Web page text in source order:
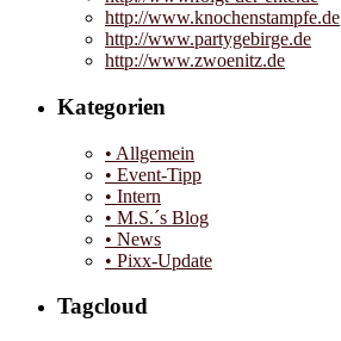
http://www.knochenstampfe.de
http://www.partygebirge.de
http://www.zwoenitz.de
Kategorien
• Allgemein
• Event-Tipp
• Intern
• M.S.´s Blog
• News
• Pixx-Update
Tagcloud